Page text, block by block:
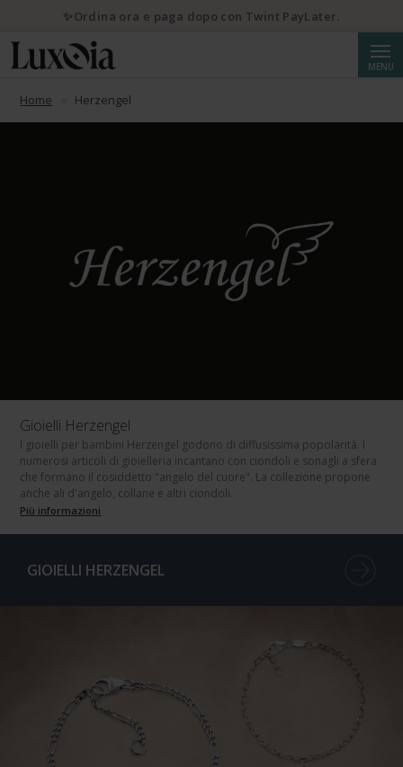
MENU
Home Herzengel
Gioielli Herzengel
I gioielli per bambini Herzengel godono di diffusissima popolarità. I
numerosi articoli di gioielleria incantano con ciondoli e sonagli a sfera
che formano il cosiddetto "angelo del cuore". La collezione propone
anche ali d'angelo, collane e altri ciondoli.
Più informazioni
GIOIELLI HERZENGEL
✨Ordina ora e paga dopo con Twint PayLater.